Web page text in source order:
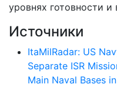
уровнях готовности
Источники
ItaMilRadar: US
Separate ISR
Main Naval Bases